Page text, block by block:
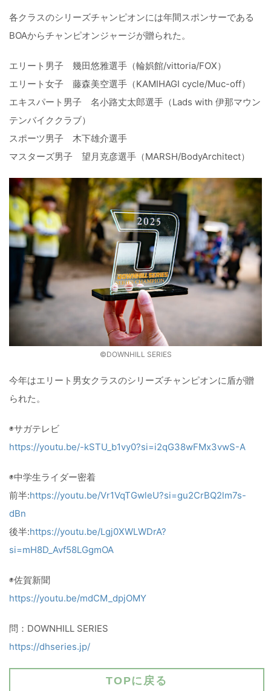
各クラスのシリーズチャンピオンには年間スポンサーである
BOAからチャンピオンジャージが贈られた。
エリート男子 幾田悠雅選手（輪娯館/vittoria/FOX）
エリート女子 藤森美空選手（KAMIHAGI cycle/Muc-off）
エキスパート男子 名小路丈太郎選手（Lads with 伊那マウン
テンバイククラブ）
スポーツ男子 木下雄介選手
マスターズ男子 望月克彦選手（MARSH/BodyArchitect）
©️DOWNHILL SERIES
今年はエリート男女クラスのシリーズチャンピオンに盾が贈
られた。
◉サガテレビ
https://youtu.be/-kSTU_b1vy0?si=i2qG38wFMx3vwS-A
◉中学生ライダー密着
前半:https://youtu.be/Vr1VqTGwleU?si=gu2CrBQ2lm7s-
dBn
後半:https://youtu.be/Lgj0XWLWDrA?
si=mH8D_Avf58LGgmOA
◉佐賀新聞
https://youtu.be/mdCM_dpjOMY
問：DOWNHILL SERIES
https://dhseries.jp/
TOPに戻る